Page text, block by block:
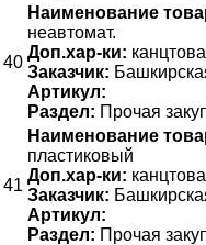
40
Наименование
неавтомат.
Доп.хар-ки:
Заказчик:
Артикул:
Раздел: Прочая
41
Наименование
пластиковый
Доп.хар-ки:
Заказчик:
Артикул:
Раздел: Прочая